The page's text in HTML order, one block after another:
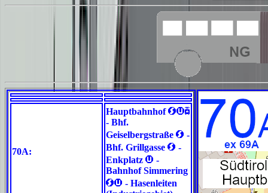
70A:
Hauptbahnhof<>`
- Bhf.
Geiselbergstraße < -
Bhf. Grillgasse < -
Enkplatz > -
Bahnhof Simmering
<> - Hasenleiten